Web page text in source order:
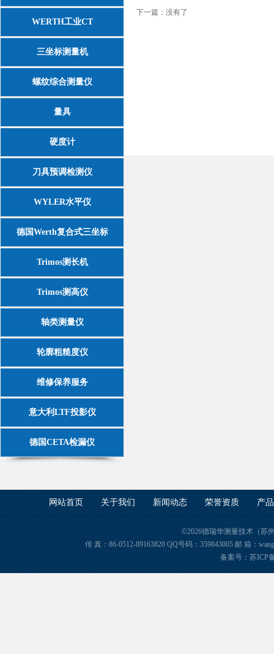
WERTH工业CT
三坐标测量机
螺纹综合测量仪
量具
硬度计
刀具预调检测仪
WYLER水平仪
德国Werth复合式三坐标
Trimos测长机
Trimos测高仪
轴类测量仪
轮廓粗糙度仪
维修保养服务
意大利LTF投影仪
德国CETA检漏仪
下一篇：没有了
网站首页 关于我们 新闻动态 荣誉资质 产
©2026德瑞华测量技术（苏
传 真：86-0512-89163820 QQ号码：359843005 邮 箱：
备案号：苏ICP